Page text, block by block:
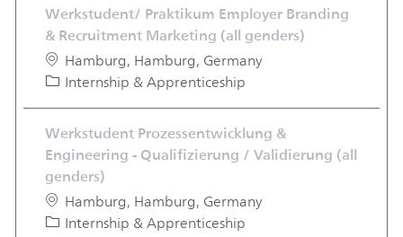
Werkstudent/ Praktikum Employer Branding
& Recruitment Marketing (all genders)
Location
Hamburg, Hamburg, Germany
Category
Internship & Apprenticeship
Werkstudent Prozessentwicklung &
Engineering - Qualifizierung / Validierung (all
genders)
Location
Hamburg, Hamburg, Germany
Category
Internship & Apprenticeship